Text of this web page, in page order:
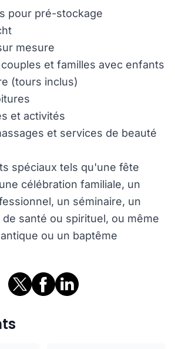
pour pré-stockage
mesure
et familles avec enfants
(tours inclus)
et activités
et services de beauté
spéciaux tels qu'une fête
célébration familiale, un
un séminaire, un
santé ou spirituel, ou même
ou un baptême